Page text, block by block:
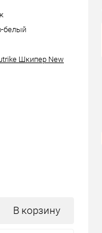
белый
Шкипер New
В корзину